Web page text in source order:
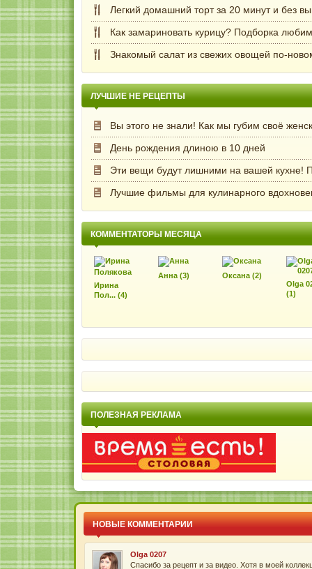
Легкий домашний торт за 20 минут и без
Как замариновать курицу? Подборка
Знакомый салат из свежих овощей по-
ЛУЧШИЕ НЕ РЕЦЕПТЫ
Вы этого не знали! Как мы губим своё
День рождения длиною в 10 дней
Эти вещи будут лишними на вашей кухне!
Лучшие фильмы для кулинарного
КОММЕНТАТОРЫ МЕСЯЦА
Ирина
Пол... (4)
Анна (3)
Оксана (2)
Olga
(1)
ПОЛЕЗНАЯ РЕКЛАМА
НОВЫЕ КОММЕНТАРИИ
Виктория
Юлия(Человечки)
Благодаря этому рецепту пополнила коллекцию
Спасибо за рецепт и за видео. Хотя в моей
Оксана
Спасибо большое! Добавила чеснока и пряных